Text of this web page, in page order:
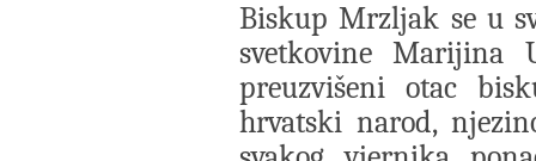
Biskup Mrzljak se u
svetkovine Marijina
preuzvišeni otac
hrvatski narod,